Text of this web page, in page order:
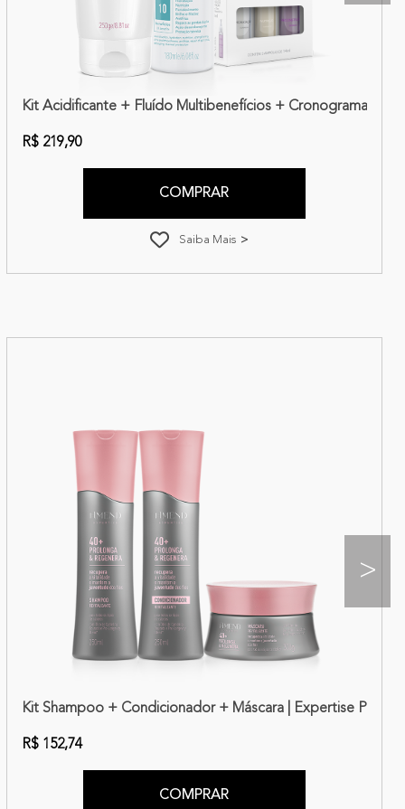
| Amend Essencial
Kit Acidificante + Fluído Multibenefícios + Cronograma
R$ 219,90
COMPRAR
Saiba Mais
Marula Fabulous Nutrition + Máscara Intensiva Óleos
Kit Shampoo + Condicionador + Máscara | Expertise
R$ 152,74
COMPRAR
>